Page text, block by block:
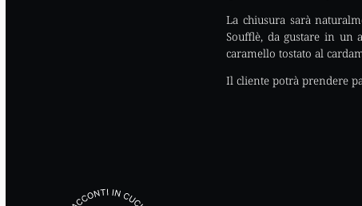
La chiusura sarà
Soufflè, da gustare in un
caramello tostato al
Il cliente potrà prendere